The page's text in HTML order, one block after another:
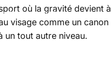
de ski sur ordonnance
où la gravité devient à
visage comme un canon
un tout autre niveau.